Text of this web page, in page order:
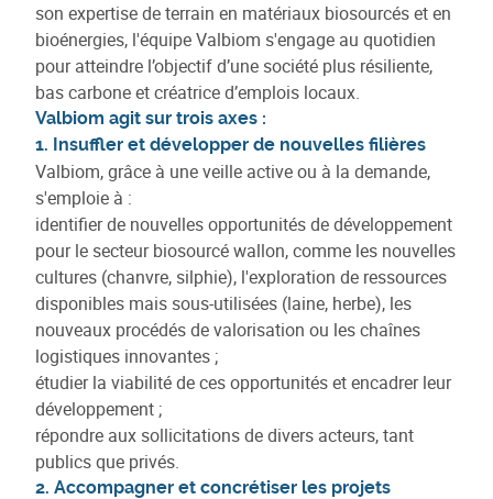
son expertise de terrain en matériaux biosourcés et en
bioénergies, l'équipe Valbiom s'engage au quotidien
pour atteindre l’objectif d’une société plus résiliente,
bas carbone et créatrice d’emplois locaux.
Valbiom agit sur trois axes :
1. Insuffler et développer de nouvelles filières
Valbiom, grâce à une veille active ou à la demande,
s'emploie à :
identifier de nouvelles opportunités de développement
pour le secteur biosourcé wallon, comme les nouvelles
cultures (chanvre, silphie), l'exploration de ressources
disponibles mais sous-utilisées (laine, herbe), les
nouveaux procédés de valorisation ou les chaînes
logistiques innovantes ;
étudier la viabilité de ces opportunités et encadrer leur
développement ;
répondre aux sollicitations de divers acteurs, tant
publics que privés.
2. Accompagner et concrétiser les projets